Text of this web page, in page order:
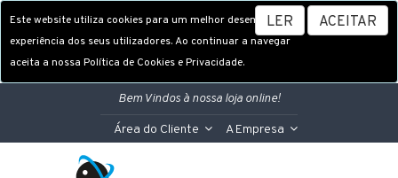
Este website utiliza cookies para um melhor desempenho e
experiência dos seus utilizadores. Ao continuar a navegar
aceita a nossa Política de Cookies e Privacidade.
LER ACEITAR
Bem Vindos à nossa loja online!
Área do Cliente A Empresa